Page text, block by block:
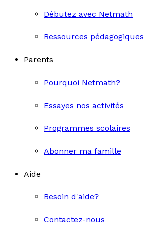
Débutez avec Netmath
Ressources pédagogiques
Parents
Pourquoi Netmath?
Essayes nos activités
Programmes scolaires
Abonner ma famille
Aide
Besoin d'aide?
Contactez-nous